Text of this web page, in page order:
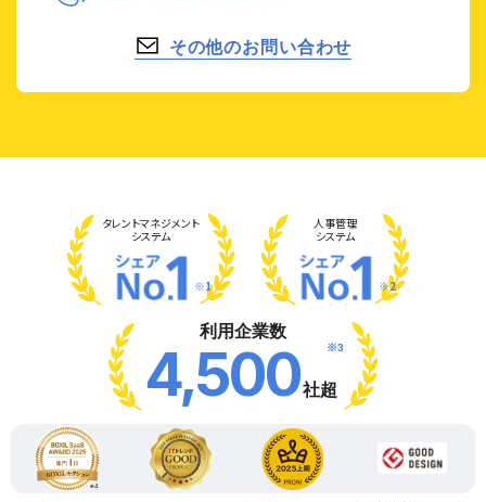
その他のお問い合わせ
タレントマネジメント
システム
※1
人事管理
システム
※2
利用企業数
4,500社超
※3